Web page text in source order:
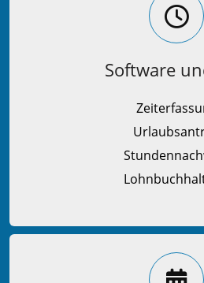
Software